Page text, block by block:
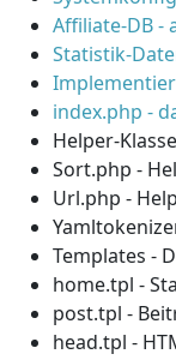
Affiliate-DB -
Statistik-
index.php -
Helper-
Sort.php -
Url.php -
Templates -
home.tpl -
post.tpl -
head.tpl -